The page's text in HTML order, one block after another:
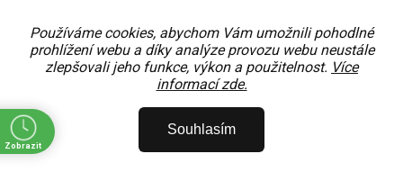
Používáme cookies, abychom Vám umožnili pohodlné
prohlížení webu a díky analýze provozu webu neustále
zlepšovali jeho funkce, výkon a použitelnost. Více
informací zde.
Souhlasím
cena:
Zobrazit